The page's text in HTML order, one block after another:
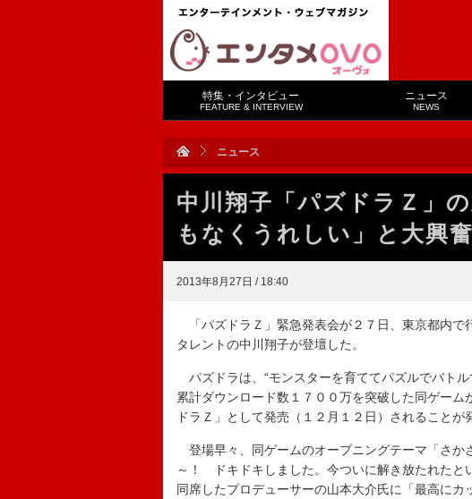
特集・インタビュー
FEATURE & INTERVIEW
ニュース
NEWS
ニュース
中川翔子「パズドラＺ」
もなくうれしい」と大興奮
2013年8月27日 / 18:40
「パズドラＺ」緊急発表会が２７日、東京都内で
タレントの中川翔子が登壇した。
パズドラは、“モンスターを育ててパズルでバトル
累計ダウンロード数１７００万を突破した同ゲー
ドラＺ」として発売（１２月１２日）されることが
登場早々、同ゲームのオープニングテーマ「さか
～！ ドキドキしました。今ついに解き放たれたと
同席したプロデューサーの山本大介氏に「最高に